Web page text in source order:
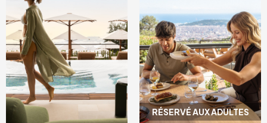
RÉSERVÉ AUX ADULTES